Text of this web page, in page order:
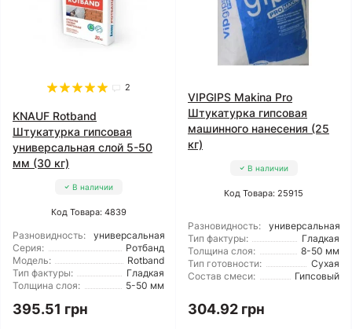
2
KNAUF Rotband
Штукатурка гипсовая
универсальная слой 5-50
мм (30 кг)
В наличии
Код Товара: 4839
Разновидность:
универсальная
Серия:
Ротбанд
Модель:
Rotband
Тип фактуры:
Гладкая
Толщина слоя:
5-50 мм
395.51 грн
VIPGIPS Makina Pro
Штукатурка гипсовая
машинного нанесения (25
кг)
В наличии
Код Товара: 25915
Разновидность:
универсальная
Тип фактуры:
Гладкая
Толщина слоя:
8-50 мм
Тип готовности:
Сухая
Состав смеси:
Гипсовый
304.92 грн